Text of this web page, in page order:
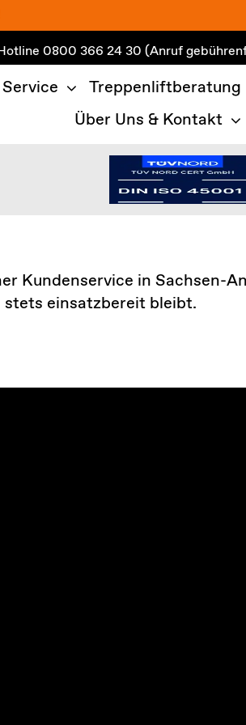
0800 366 24 30 (Anruf
Service
Treppenliftberatung
Über Uns & Kontakt
Kundenservice in Sachsen-
stets einsatzbereit bleibt.